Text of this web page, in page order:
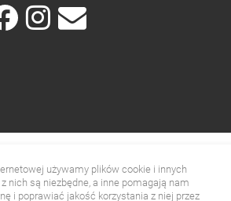
używamy plików cookie i innych
nich są niezbędne, a inne pomagają nam
i poprawiać jakość korzystania z niej przez